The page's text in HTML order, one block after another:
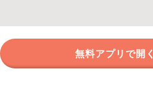
無料アプリで開く